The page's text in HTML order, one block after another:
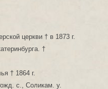
церкви † в 1873 г.
†
† 1864 г.
с., Соликам. у.